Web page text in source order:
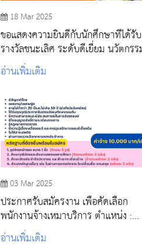
18 Mar 2025
ขอแสดงความยินดีกับนักศึกษาที่ได้รับ
รางวัลชนะเลิศ ระดับดีเยี่ยม นวัตกรรม
"Smart Box Knock Nicotine"
อ่านเพิ่มเติม
03 Mar 2025
ประกาศรับสมัครงาน เพื่อคัดเลือก
พนักงานจ้างเหมาบริการ ตำแหน่ง :
พนักงานขับรถยนต์ จำนวน 1 อัตรา
อ่านเพิ่มเติม